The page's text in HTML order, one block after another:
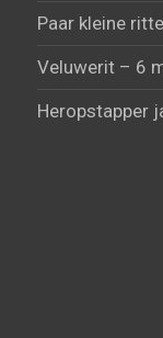
Paar kleine
Veluwerit – 6
Heropstapper